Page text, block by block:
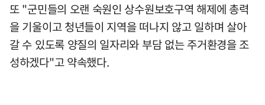
또 "군민들의 오랜 숙원인 상수원보호구역 해제에 총력
을 기울이고 청년들이 지역을 떠나지 않고 일하며 살아
갈 수 있도록 양질의 일자리와 부담 없는 주거환경을 조
성하겠다"고 약속했다.